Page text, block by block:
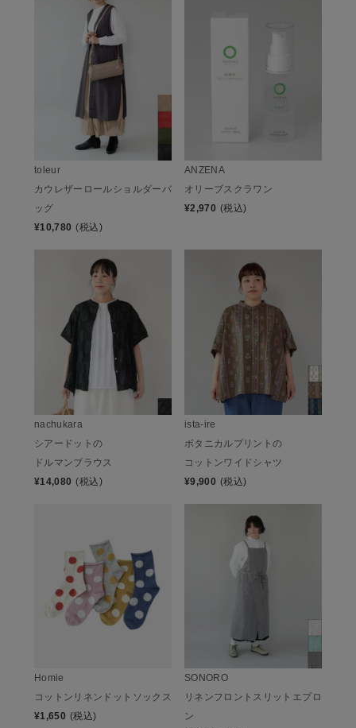
toleur
カウレザーロールショルダーバ
ッグ
¥10,780 (税込)
ANZENA
オリーブスクラワン
¥2,970 (税込)
nachukara
シアードットの
ドルマンブラウス
¥14,080 (税込)
ista-ire
ボタニカルプリントの
コットンワイドシャツ
¥9,900 (税込)
Homie
コットンリネンドットソックス
¥1,650 (税込)
SONORO
リネンフロントスリットエプロ
ン